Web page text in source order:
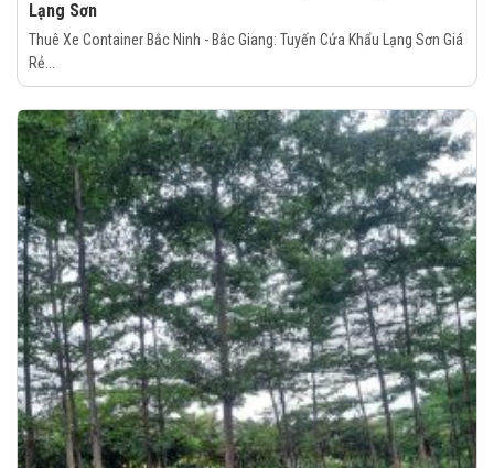
Lạng Sơn
Thuê Xe Container Bắc Ninh - Bắc Giang: Tuyến Cửa Khẩu Lạng Sơn Giá
Rẻ...